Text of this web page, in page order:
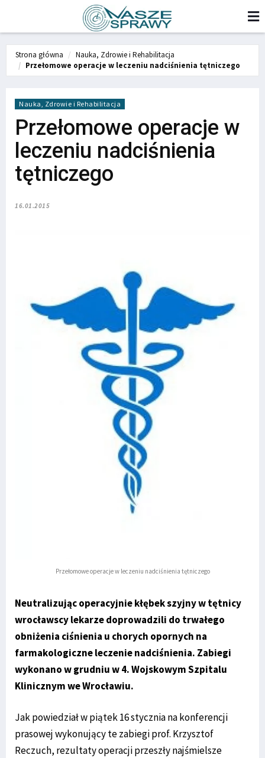
Strona główna
Nauka, Zdrowie i Rehabilitacja
Przełomowe operacje w leczeniu nadciśnienia tętniczego
Nauka, Zdrowie i Rehabilitacja
Przełomowe operacje w
leczeniu nadciśnienia
tętniczego
16.01.2015
Przełomowe operacje w leczeniu nadciśnienia tętniczego
Neutralizując operacyjnie kłębek szyjny w tętnicy
wrocławscy lekarze doprowadzili do trwałego
obniżenia ciśnienia u chorych opornych na
farmakologiczne leczenie nadciśnienia. Zabiegi
wykonano w grudniu w 4. Wojskowym Szpitalu
Klinicznym we Wrocławiu.
Jak powiedział w piątek 16 stycznia na konferencji
prasowej wykonujący te zabiegi prof. Krzysztof
Reczuch, rezultaty operacji przeszły najśmielsze